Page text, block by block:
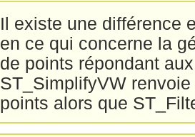
Il existe une différence
en ce qui concerne la
de points répondant
ST_SimplifyVW
points alors que